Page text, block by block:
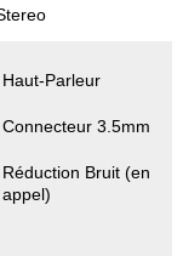
Haut-Parleur
Connecteur 3.5mm
Réduction Bruit (en
appel)